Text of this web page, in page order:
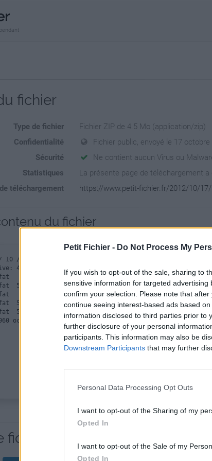
Petit Fichier - Do Not Process My
If you wish to opt-out of the sale, sharing to
sensitive information for targeted
confirm your selection. Please note that
continue seeing interest-based ads based
information disclosed to third parties prior to
further disclosure of your personal
participants. This information may also be
Downstream Participants that may further
Personal Data Processing Opt Outs
I want to opt-out of the Sharing of my
Opted In
I want to opt-out of the Sale of my
Opted In
fichier
Type de fichier
Fichier ZIP de 4.5 Mo (application/zip)
Confidentialité
Fichier public, envoyé le 17
Sécurité
Ne contient aucun Virus ou
Statistiques
La présente page de téléchargement
téléchargement
https://www.petit-fichier.fr/2012/10/
du fichier
10 / 17 / ice / ice.zip
4676739 octets, nombre de fichiers et répertoires: 5
699216 bx defN 12-Oct-17 21:09 WheelsDiffuse.dds
5592560 bx defN 12-Oct-17 22:00 DetailsDiffuse.dds
11064 b- defX 12-Oct-17 18:13 Icon.dds
5592560 bx defN 12-Oct-17 22:24 SkinDiffuse.dds
5592560 bx defN 12-Sep-19 16:55 DetailsIllum.dds
fichier ice.zip sur le Web et les